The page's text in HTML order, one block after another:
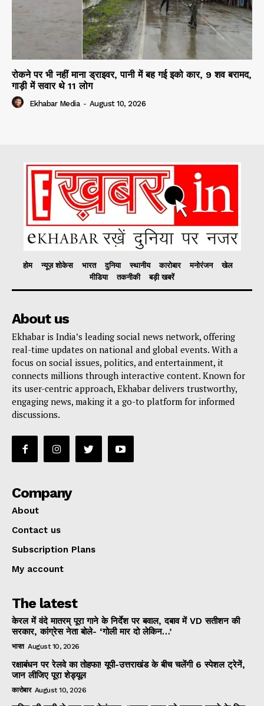
रोकने पर भी नहीं माना ड्राइवर, पानी में बह गई इको कार, 9 शव बरामद,
गाड़ी में सवार थे 11 लोग
Ekhabar Media - August 10, 2026
होम न्यूज़ शोकेस भारत दुनिया स्थानीय कारोबार मनोरंजन
खेल
मीडिया
तकनीकी बड़ी खबरें
About us
Ekhabar is India’s leading social news network, offering
real-time updates on national and global events. With a
focus on social issues, politics, and entertainment, it
connects millions through interactive content. Known for
its user-centric approach, Ekhabar delivers trustworthy,
engaging news, making it a go-to platform for informed
discussions.
Company
About
Contact us
Subscription Plans
My account
The latest
केरल में वंदे मातरम् पूरा गाने के निर्देश पर बवाल, दबाव में VD सतीशन की
सरकार, कांग्रेस नेता बोले- ‘गोली मार दो लेकिन…’
भारत August 10, 2026
रक्षाबंधन पर रेलवे का तोहफा! यूपी-उत्तराखंड के बीच चलेंगी 6 स्पेशल ट्रेनें,
जान लीजिए पूरा शेड्यूल
कारोबार August 10, 2026